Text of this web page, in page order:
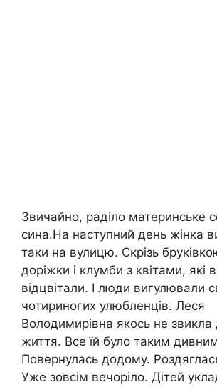
Звичайно, раділо материнське
сина.На наступний день жінка
таки на вулицю. Скрізь
доріжки і клумби з квітами, які
відцвітали. І люди вигулювали
чотириногих улюбленців. Леся
Володимирівна якось не звикла
життя. Все їй було таким
Повернулась додому.
Уже зовсім вечоріло. Дітей